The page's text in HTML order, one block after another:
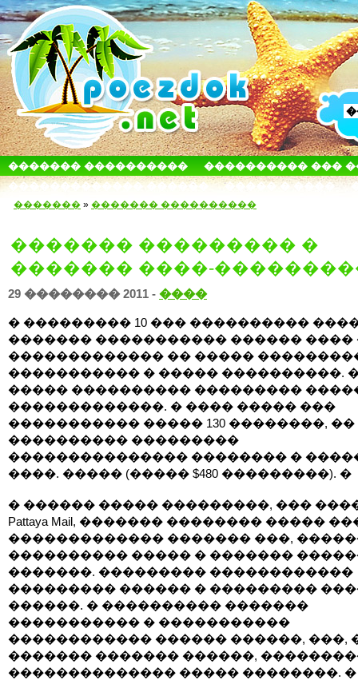
������� ����������
���������� ���
������������� ������
����� � ����
������� » ������� ����������
������� ��������� �
������� ����-
29 �������� 2011 - ����
� ��������� 10 ��� ����������
������� ����������� ������ ����
������������� �� �����
����������� � ����� ����������.
����� ���������� ���������
�������������. � ���� ����� ���
����������� ����� 130 ��������, ��
���������� ���������
��������������� �������� �
����. ����� (����� $480 ���������). �
� ������ ����� ���������, ���
Pattaya Mail, ������� �������� �����
������������� ������� ���,
���������� ����� � �������
�������. ��������� ������������
��������� ������ � ���������
������. � ���������� �������
����������� � �����������
������������ ������ ������, ���,
������� ������� ������,
�������������� ����� ��������. �